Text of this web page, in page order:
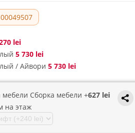
lei
5 730 lei
/ Айвори 5 730 lei
мебели Сборка мебели +627 lei
на этаж